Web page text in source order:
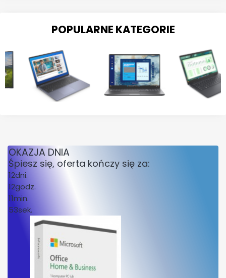
POPULARNE KATEGORIE
OKAZJA DNIA
Śpiesz się, oferta kończy się za:
12dni.
12godz.
11min.
53sek.